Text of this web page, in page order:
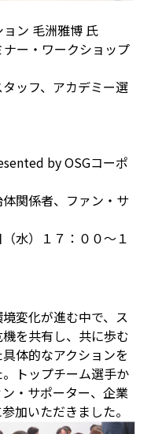
ン 毛洲雅博 氏
ー・ワークショップ
ッフ、アカデミー選
by OSGコーポ
関係者、ファン・サ
水）１７：００〜１
変化が進む中で、ス
を共有し、共に歩む
体的なアクションを
トップチーム選手か
・サポーター、企業
加いただきました。